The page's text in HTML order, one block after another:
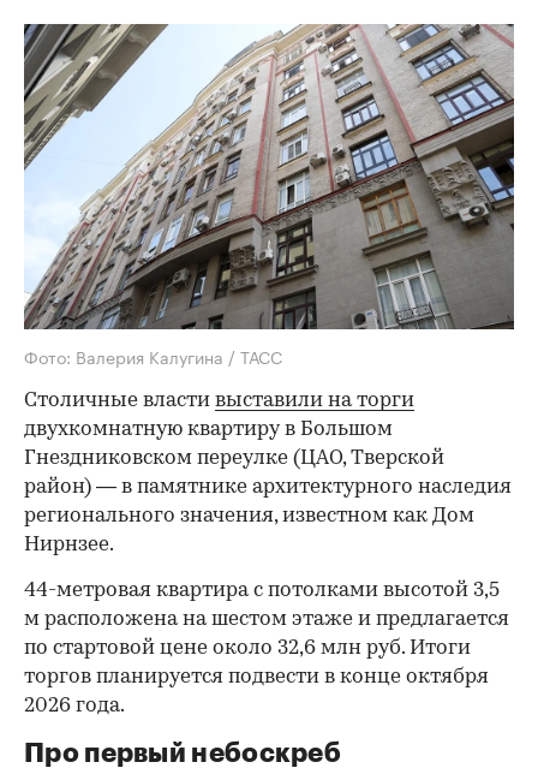
Фото: Валерия Калугина / ТАСС
Столичные власти выставили на торги
двухкомнатную квартиру в Большом
Гнездниковском переулке (ЦАО, Тверской
район) — в памятнике архитектурного наследия
регионального значения, известном как Дом
Нирнзее.
44-метровая квартира с потолками высотой 3,5
м расположена на шестом этаже и предлагается
по стартовой цене около 32,6 млн руб. Итоги
торгов планируется подвести в конце октября
2026 года.
Про первый небоскреб